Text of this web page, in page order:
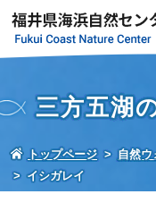
三方五湖
トップページ 自然ウ
イシガレイ